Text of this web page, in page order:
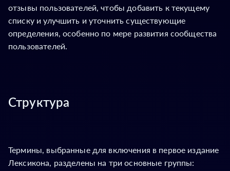
отзывы пользователей, чтобы добавить к текущему
списку и улучшить и уточнить существующие
определения, особенно по мере развития сообщества
пользователей.
Структура
Термины, выбранные для включения в первое издание
Лексикона, разделены на три основные группы: